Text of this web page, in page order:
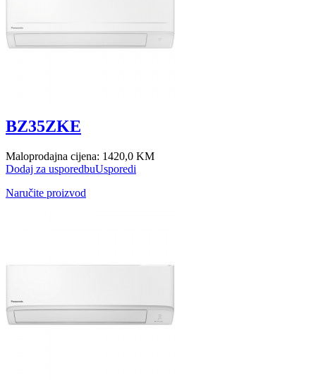
BZ35ZKE
Maloprodajna cijena: 1420,0 KM
Dodaj za usporedbuUsporedi
Naručite proizvod